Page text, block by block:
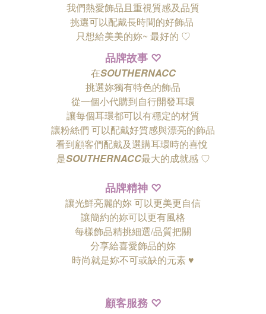
我們熱愛飾品且重視質感及品質
挑選可以配戴長時間的好飾品
只想給美美的妳~ 最好的 ♡
品牌故事 ♡
在SOUTHERNACC
挑選妳獨有特色的飾品
從一個小代購到自行開發耳環
讓每個耳環都可以有穩定的材質
讓粉絲們 可以配戴好質感與漂亮的飾品
看到顧客們配戴及選購耳環時的喜悅
是SOUTHERNACC最大的成就感 ♡
品牌精神 ♡
讓光鮮亮麗的妳 可以更美更自信
讓簡約的妳可以更有風格
每樣飾品精挑細選/品質把關
分享給喜愛飾品的妳
時尚就是妳不可或缺的元素 ♥
顧客服務 ♡